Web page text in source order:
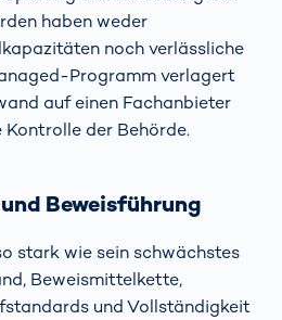
haben weder
noch verlässliche
Programm verlagert
auf einen Fachanbieter
der Behörde.
Beweisführung
stark wie sein schwächstes
Beweismittelkette,
und Vollständigkeit